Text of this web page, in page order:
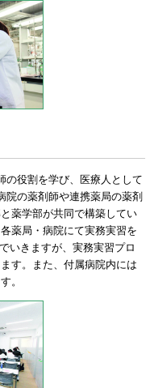
の役割を学び、医療人として
の薬剤師や連携薬局の薬剤
薬学部が共同で構築してい
薬局・病院にて実務実習を
いきますが、実務実習プロ
す。また、付属病院内には
。